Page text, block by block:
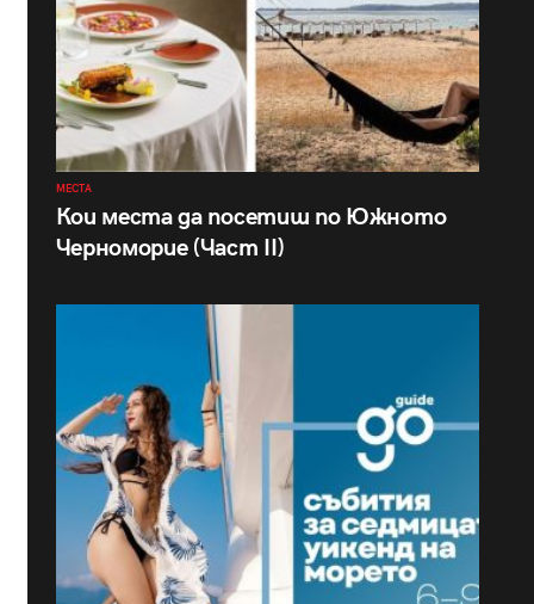
МЕСТА
Кои места да посетиш по Южното
Черноморие (Част II)